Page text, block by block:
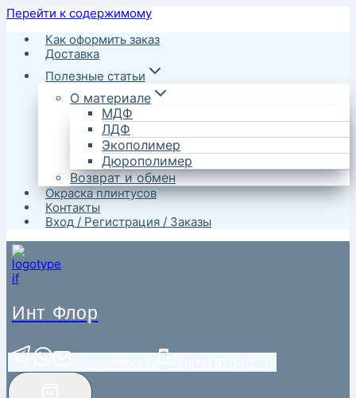
Перейти к содержимому
Как оформить заказ
Доставка
Полезные статьи
О материале
МДФ
ЛДФ
Экополимер
Дюрополимер
Возврат и обмен
Окраска плинтусов
Контакты
Вход / Регистрация / Заказы
Инт Флор